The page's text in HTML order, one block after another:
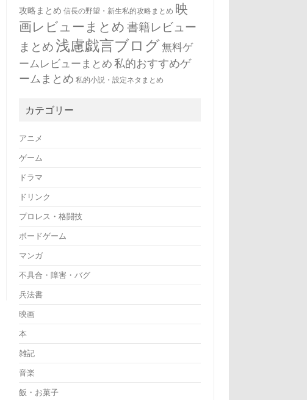
攻略まとめ 信長の野望・新生私的攻略まとめ 映
画レビューまとめ 書籍レビュー
まとめ浅慮戯言ブログ無料ゲ
ームレビューまとめ 私的おすすめゲ
ームまとめ 私的小説・設定ネタまとめ
カテゴリー
アニメ
ゲーム
ドラマ
ドリンク
プロレス・格闘技
ボードゲーム
マンガ
不具合・障害・バグ
兵法書
映画
本
雑記
音楽
飯・お菓子